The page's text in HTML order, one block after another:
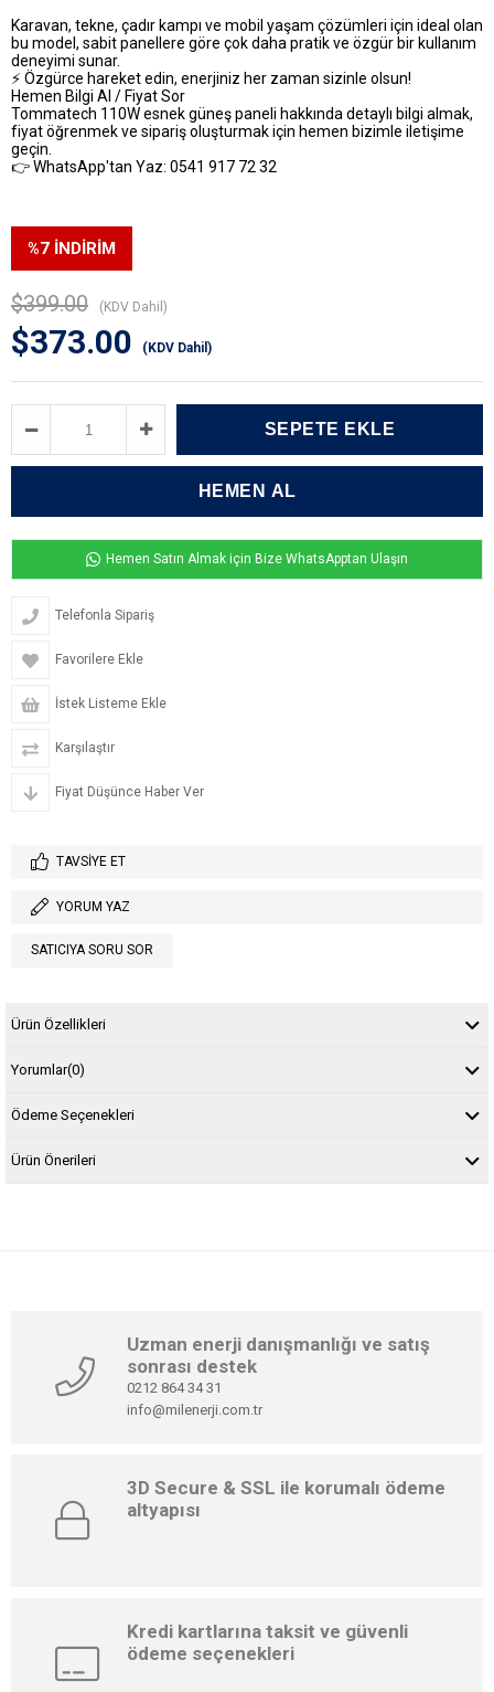
Karavan, tekne, çadır kampı ve mobil yaşam çözümleri için ideal olan
bu model, sabit panellere göre çok daha pratik ve özgür bir kullanım
deneyimi sunar.
⚡ Özgürce hareket edin, enerjiniz her zaman sizinle olsun!
Hemen Bilgi Al / Fiyat Sor
Tommatech 110W esnek güneş paneli hakkında detaylı bilgi almak,
fiyat öğrenmek ve sipariş oluşturmak için hemen bizimle iletişime
geçin.
👉 WhatsApp'tan Yaz: 0541 917 72 32
%7 İNDIRIM
$399.00 (KDV Dahil)
$373.00 (KDV Dahil)
Hemen Satın Almak için Bize WhatsApptan Ulaşın
Telefonla Sipariş
Favorilere Ekle
İstek Listeme Ekle
Karşılaştır
Fiyat Düşünce Haber Ver
TAVSIYE ET
YORUM YAZ
SATICIYA SORU SOR
Ürün Özellikleri
Yorumlar(0)
Ödeme Seçenekleri
Ürün Önerileri
Uzman enerji danışmanlığı ve satış
sonrası destek
0212 864 34 31
info@milenerji.com.tr
3D Secure & SSL ile korumalı ödeme
altyapısı
Kredi kartlarına taksit ve güvenli
ödeme seçenekleri